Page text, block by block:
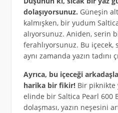
dolaşıyorsunuz. Güneşin
kalmışken, bir yudum
alıyorsunuz. Aniden, serin
ferahlıyorsunuz. Bu içecek,
aynı zamanda yazın tadını
Ayrıca, bu içeceği
harika bir fikir!Bir piknikte
elinde bir Saltica Pearl 600
dolaşması, yazın neşesini